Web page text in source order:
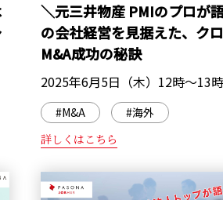
＼元三井物産 PMIのプロが
の会社経営を見据えた、ク
M&A成功の秘訣
2025年6月5日（木）12時～13時
#M&A
#海外
詳しくはこちら